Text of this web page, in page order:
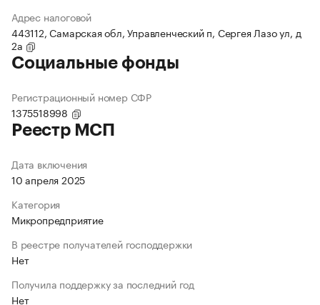
Адрес налоговой
443112, Самарская обл, Управленческий п, Сергея Лазо ул, д
2а
Социальные фонды
Регистрационный номер СФР
1375518998
Реестр МСП
Дата включения
10 апреля 2025
Категория
Микропредприятие
В реестре получателей господдержки
Нет
Получила поддержку за последний год
Нет